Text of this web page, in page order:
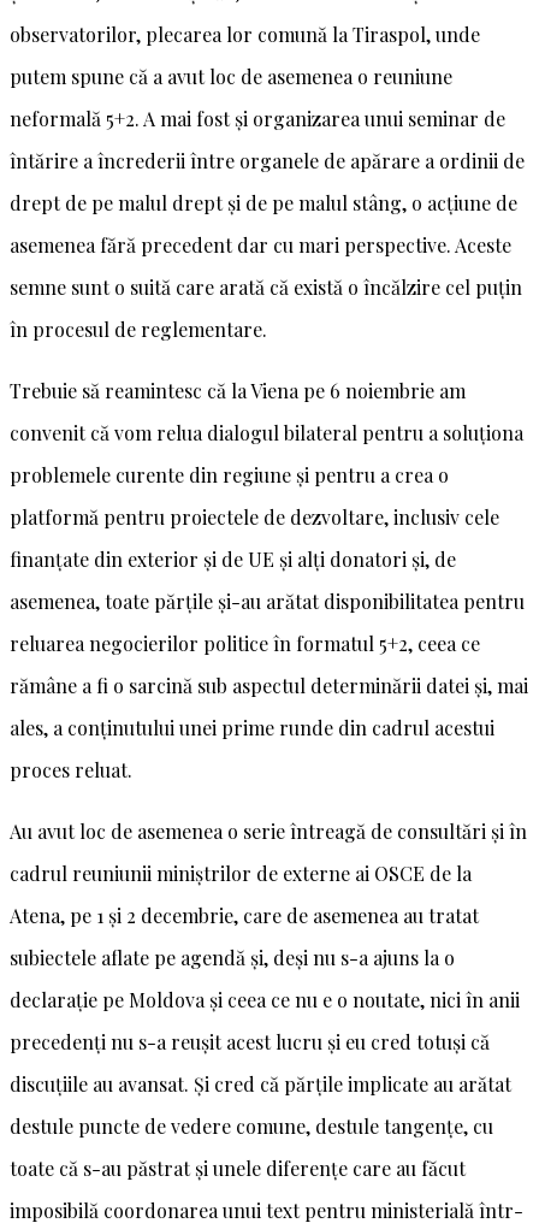
observatorilor, plecarea lor comună la Tiraspol, unde
putem spune că a avut loc de asemenea o reuniune
neformală 5+2. A mai fost și organizarea unui seminar de
întărire a încrederii între organele de apărare a ordinii de
drept de pe malul drept și de pe malul stâng, o acțiune de
asemenea fără precedent dar cu mari perspective. Aceste
semne sunt o suită care arată că există o încălzire cel puțin
în procesul de reglementare.
Trebuie să reamintesc că la Viena pe 6 noiembrie am
convenit că vom relua dialogul bilateral pentru a soluționa
problemele curente din regiune și pentru a crea o
platformă pentru proiectele de dezvoltare, inclusiv cele
finanțate din exterior și de UE și alți donatori și, de
asemenea, toate părțile și-au arătat disponibilitatea pentru
reluarea negocierilor politice în formatul 5+2, ceea ce
rămâne a fi o sarcină sub aspectul determinării datei și, mai
ales, a conținutului unei prime runde din cadrul acestui
proces reluat.
Au avut loc de asemenea o serie întreagă de consultări și în
cadrul reuniunii miniștrilor de externe ai OSCE de la
Atena, pe 1 și 2 decembrie, care de asemenea au tratat
subiectele aflate pe agendă și, deși nu s-a ajuns la o
declarație pe Moldova și ceea ce nu e o noutate, nici în anii
precedenți nu s-a reușit acest lucru și eu cred totuși că
discuțiile au avansat. Și cred că părțile implicate au arătat
destule puncte de vedere comune, destule tangențe, cu
toate că s-au păstrat și unele diferențe care au făcut
imposibilă coordonarea unui text pentru ministerială într-